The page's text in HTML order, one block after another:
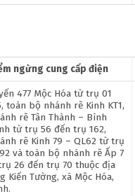
ngừng cung cấp điện
477 Mộc Hóa từ trụ 01
toàn bộ nhánh rẽ Kinh KT1,
rẽ Tân Thành – Bình
từ trụ 56 đến trụ 162,
rẽ Kinh 79 – QL62 từ trụ
và toàn bộ nhánh rẽ Ấp 7
26 đến trụ 70 thuộc địa
Kiến Tường, xã Mộc Hóa,